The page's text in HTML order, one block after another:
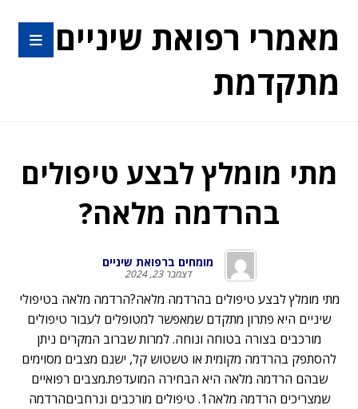
מאמרי רפואת שיניים
מתקדמת
מתי מומלץ לבצע טיפולים
בהרדמה מלאה?
מומחים ברפואת שיניים
דצמבר 23, 2024
מתי מומלץ לבצע טיפולים בהרדמה מלאה?הרדמה מלאה בטיפולי
שיניים היא פתרון מתקדם שמאפשר למטופלים לעבור טיפולים
מורכבים בצורה בטוחה ונוחה. למרות שברוב המקרים ניתן
להסתפק בהרדמה מקומית או טשטוש קל, ישנם מצבים מסוימים
שבהם הרדמה מלאה היא הבחירה המועדפת.מצבים רפואיים
שמצריכים הרדמה מלאה1. טיפולים מורכבים ונרחביםהרדמה